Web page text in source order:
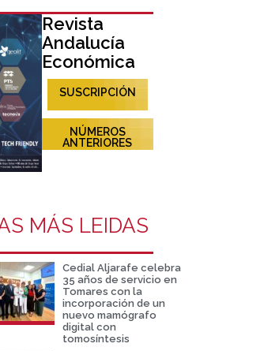
Revista
Andalucía
Económica
SUSCRIPCIÓN
NÚMEROS
ANTERIORES
MÁS LEIDAS
Cedial Aljarafe celebra
35 años de servicio en
Tomares con la
incorporación de un
nuevo mamógrafo
digital con
tomosíntesis